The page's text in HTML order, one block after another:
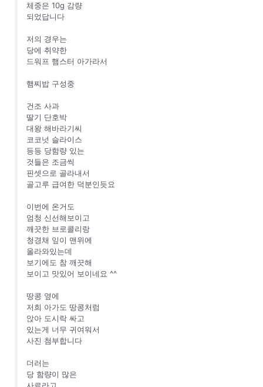
체중은 10g 감량
되었답니다
저의 경우는
당에 취약한
드워프 햄스터 아가라서
햄찌밥 구성중
건조 사과
딸기 단호박
대왕 해바라기씨
코코넛 슬라이스
등등 당함량 있는
것들은 조금씩
핀셋으로 골라내서
골고루 급여한 덕분인듯요
이번에 온거도
엄청 신선해보이고
깨끗한 브로콜리랑
청경채 잎이 맨위에
올라와있는데
보기에도 참 깨끗해
보이고 맛있어 보이네요 ^^
땅콩 옆에
저희 아가도 땅콩처럼
앉아 도시락 싸고
있는게 너무 귀여워서
사진 첨부합니다
더러는
당 함량이 많은